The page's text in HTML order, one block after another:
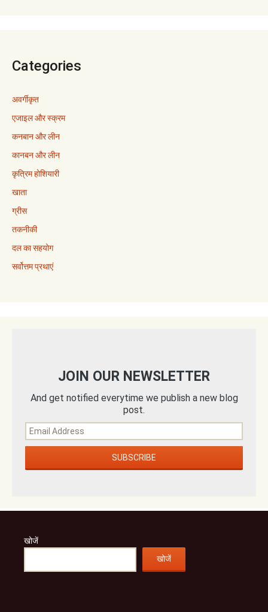
Categories
अवर्गीकृत
एजाइल और स्क्रम
कनबान और लीन
कानबन और लीन
कृत्रिम होशियारी
खाता
ग्रीस
तकनीकी
दल का सहयोग
सर्वोत्तम प्रथाएं
JOIN OUR NEWSLETTER
And get notified everytime we publish a new blog
post.
खोजें
खोजें